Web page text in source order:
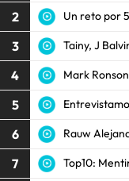
2 Un reto por
3 Tainy, J
4 Mark
5
6 Rauw
7 Top10: